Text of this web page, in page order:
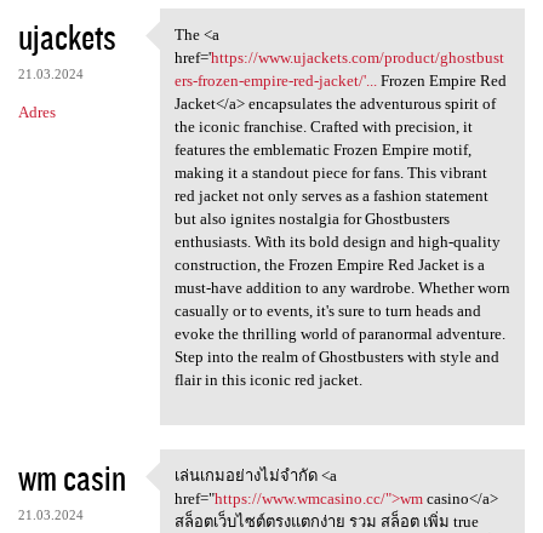
ujackets
21.03.2024
Adres
The <a href='https://www
The <a
href='https://www.ujackets.com/product/ghostbust
ers-frozen-empire-red-jacket/'...Frozen Empire Red
Jacket</a> encapsulates the adventurous spirit of
the iconic franchise. Crafted with precision, it
features the emblematic Frozen Empire motif,
making it a standout piece for fans. This vibrant
red jacket not only serves as a fashion statement
but also ignites nostalgia for Ghostbusters
enthusiasts. With its bold design and high-quality
construction, the Frozen Empire Red Jacket is a
must-have addition to any wardrobe. Whether worn
casually or to events, it's sure to turn heads and
evoke the thrilling world of paranormal adventure.
Step into the realm of Ghostbusters with style and
flair in this iconic red jacket.
wm casin
21.03.2024
เล่นเกมอย่างไม่จำกัด <a href=
เล่นเกมอย่างไม่จำกัด <a
href="https://www.wmcasino.cc/">wmcasino</a>
สล็อตเว็บไซต์ตรงแตกง่าย รวม สล็อต เพิ่ม true